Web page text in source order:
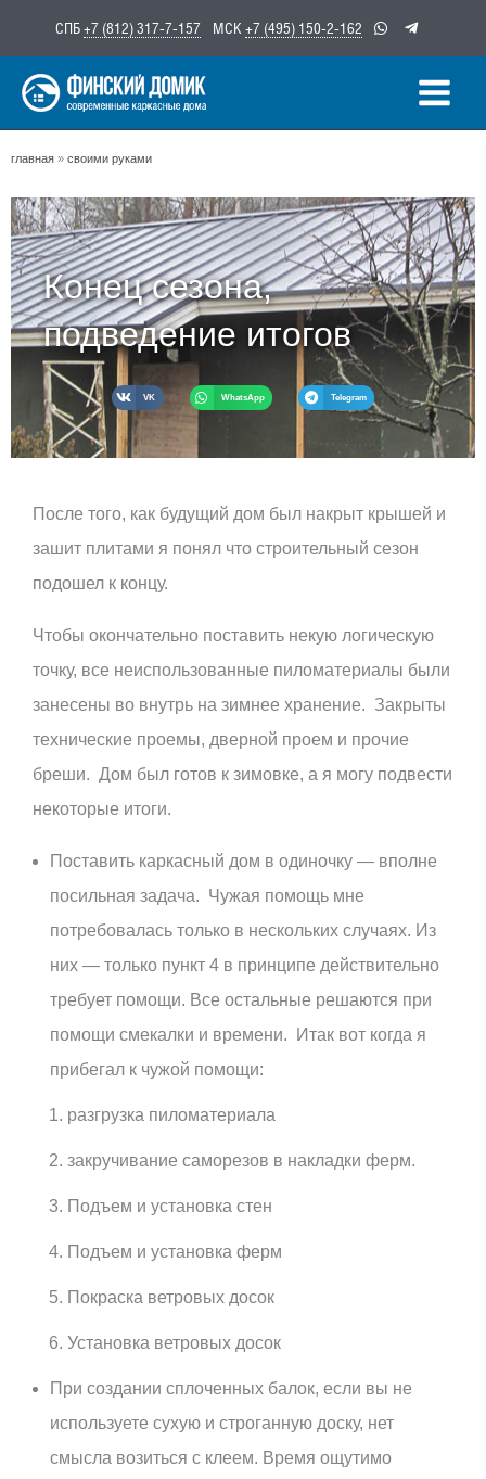
содержимому
СПБ+7 (812) 317-7-157 МСК +7 (495) 150-2-162
главная » своими руками
Конец сезона,
подведение итогов
VK WhatsApp Telegram
После того, как будущий дом был накрыт крышей и
зашит плитами я понял что строительный сезон
подошел к концу.
Чтобы окончательно поставить некую логическую
точку, все неиспользованные пиломатериалы были
занесены во внутрь на зимнее хранение. Закрыты
технические проемы, дверной проем и прочие
бреши. Дом был готов к зимовке, а я могу подвести
некоторые итоги.
Поставить каркасный дом в одиночку — вполне
посильная задача. Чужая помощь мне
потребовалась только в нескольких случаях. Из
них — только пункт 4 в принципе действительно
требует помощи. Все остальные решаются при
помощи смекалки и времени. Итак вот когда я
прибегал к чужой помощи:
разгрузка пиломатериала
закручивание саморезов в накладки ферм.
Подъем и установка стен
Подъем и установка ферм
Покраска ветровых досок
Установка ветровых досок
При создании сплоченных балок, если вы не
используете сухую и строганную доску, нет
смысла возиться с клеем. Время ощутимо